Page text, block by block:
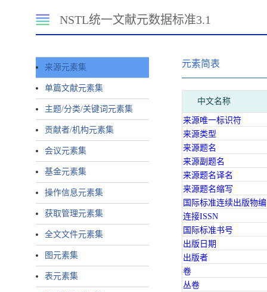
NSTL统一文献元数据标准3.1
来源元素集
单篇文献元素集
主题/分类/关键词元素集
贡献者/机构元素集
会议元素集
基金元素集
操作信息元素集
获取管理元素集
全文文件元素集
图元素集
表元素集
元素简表
中文名称
来源唯一标识符
来源类型
来源题名
来源副题名
来源题名译名
来源题名缩写
国际标准连续出版物
连接ISSN
国际标准书号
出版日期
出版者
卷
丛卷